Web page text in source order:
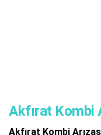
Akfırat Kombi
Akfırat Kombi